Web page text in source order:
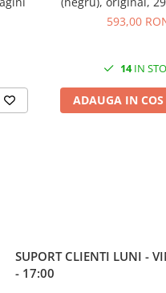
593,00
14IN
ADAUGA IN COS
SUPORT CLIENTI LUNI -
- 17:00